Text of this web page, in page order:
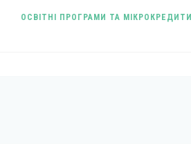
ОСВІТНІ ПРОГРАМИ ТА МІКРОКРЕДИТИ